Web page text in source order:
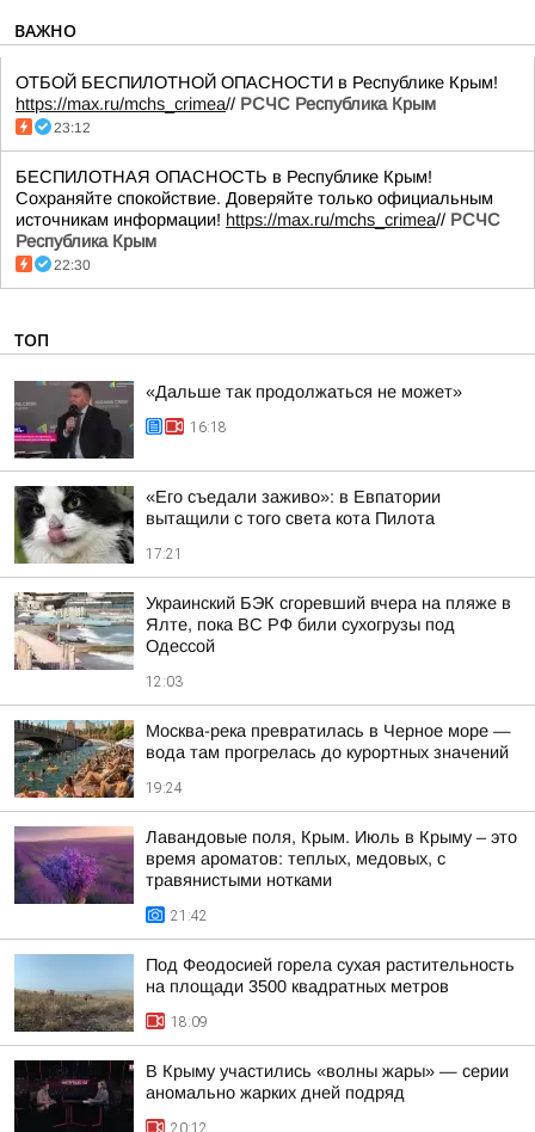
ВАЖНО
ОТБОЙ БЕСПИЛОТНОЙ ОПАСНОСТИ в Республике Крым!
https://max.ru/mchs_crimea// РСЧС Республика Крым
23:12
БЕСПИЛОТНАЯ ОПАСНОСТЬ в Республике Крым!
Сохраняйте спокойствие. Доверяйте только официальным
источникам информации! https://max.ru/mchs_crimea// РСЧС
Республика Крым
22:30
ТОП
«Дальше так продолжаться не может»
16:18
«Его съедали заживо»: в Евпатории
вытащили с того света кота Пилота
17:21
Украинский БЭК сгоревший вчера на пляже в
Ялте, пока ВС РФ били сухогрузы под
Одессой
12:03
Москва-река превратилась в Черное море —
вода там прогрелась до курортных значений
19:24
Лавандовые поля, Крым. Июль в Крыму – это
время ароматов: теплых, медовых, с
травянистыми нотками
21:42
Под Феодосией горела сухая растительность
на площади 3500 квадратных метров
18:09
В Крыму участились «волны жары» — серии
аномально жарких дней подряд